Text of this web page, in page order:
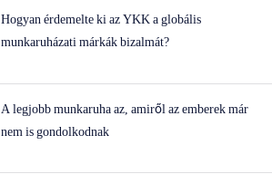
Hogyan érdemelte ki az YKK a globális
munkaruházati márkák bizalmát?
A legjobb munkaruha az, amiről az emberek már
nem is gondolkodnak